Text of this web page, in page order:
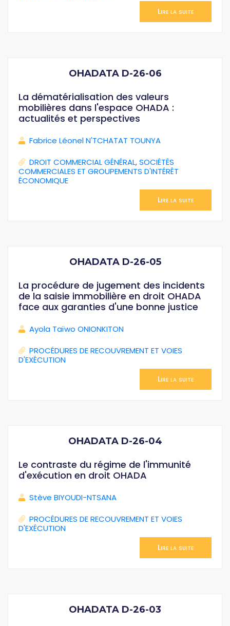
Lire la suite
OHADATA D-26-06
La dématérialisation des valeurs
mobilières dans l'espace OHADA :
actualités et perspectives
Fabrice Léonel N'TCHATAT TOUNYA
DROIT COMMERCIAL GÉNÉRAL,SOCIÉTÉS
COMMERCIALES ET GROUPEMENTS D'INTÉRÊT
ÉCONOMIQUE
Lire la suite
OHADATA D-26-05
La procédure de jugement des incidents
de la saisie immobilière en droit OHADA
face aux garanties d'une bonne justice
Ayola Taïwo ONIONKITON
PROCÉDURES DE RECOUVREMENT ET VOIES
D'EXÉCUTION
Lire la suite
OHADATA D-26-04
Le contraste du régime de l'immunité
d'exécution en droit OHADA
Stève BIYOUDI-NTSANA
PROCÉDURES DE RECOUVREMENT ET VOIES
D'EXÉCUTION
Lire la suite
OHADATA D-26-03